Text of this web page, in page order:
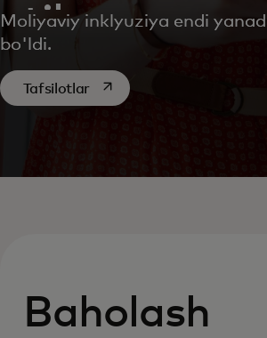
etilgan
ma'lumotlar
Moliyaviy inklyuziya endi
bo'ldi.
Tafsilotlaropens in a new tab
Baholash